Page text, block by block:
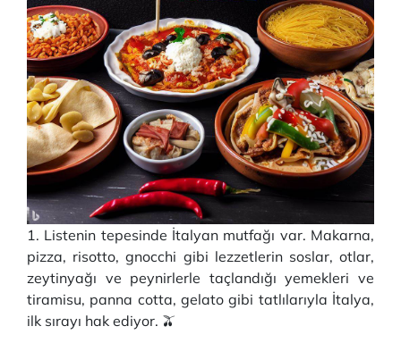
1. Listenin tepesinde İtalyan mutfağı var. Makarna,
pizza, risotto, gnocchi gibi lezzetlerin soslar, otlar,
zeytinyağı ve peynirlerle taçlandığı yemekleri ve
tiramisu, panna cotta, gelato gibi tatlılarıyla İtalya,
ilk sırayı hak ediyor. 🫒